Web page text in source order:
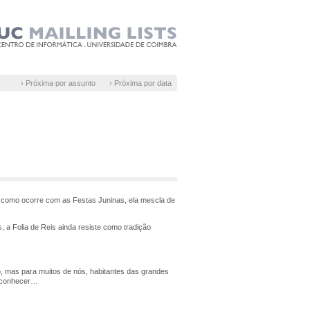
› Próxima por assunto › Próxima por data
ocorre com as Festas Juninas, ela mescla de
a Folia de Reis ainda resiste como tradição
mas para muitos de nós, habitantes das grandes